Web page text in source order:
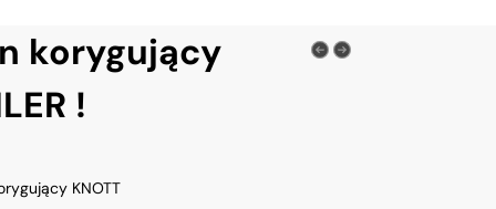
korygujący
!
KNOTT